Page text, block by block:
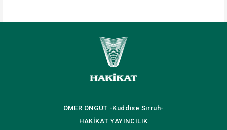
ÖMER ÖNGÜT -Kuddise Sırruh-
HAKİKAT YAYINCILIK